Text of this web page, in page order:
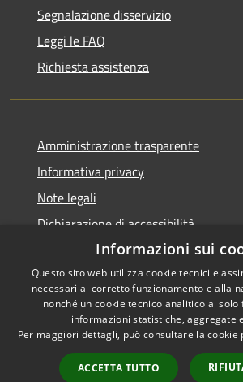
Segnalazione disservizio
Leggi le FAQ
Richiesta assistenza
Amministrazione trasparente
Informativa privacy
Note legali
Dichiarazione di accessibilità
Accessibilità
Privacy
Informazioni sui
Questo sito web utilizza cookie tecnici e
necessari al corretto funzionamento e alla
nonché un cookie tecnico analitico al
informazioni statistiche, aggregate
Per maggiori dettagli, può consultare la cookie
ACCETTA TUTTO